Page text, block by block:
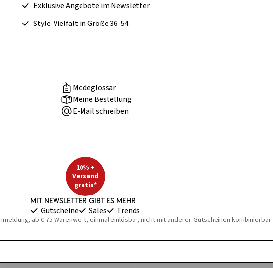
Exklusive Angebote im Newsletter
Style-Vielfalt in Größe 36-54
Modeglossar
Meine Bestellung
E-Mail schreiben
10% +
Versand
gratis*
Mit Newsletter gibt es mehr
Gutscheine Sales Trends
ab € 75 Warenwert, einmal einlösbar, nicht mit anderen Gutscheinen kombinierbar